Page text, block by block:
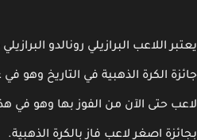
اللاعب البرازيلي رونالدو
حتى الآن من الفوز بها وهو في هذا
اصغر لاعب فاز بالكرة الذهبية.